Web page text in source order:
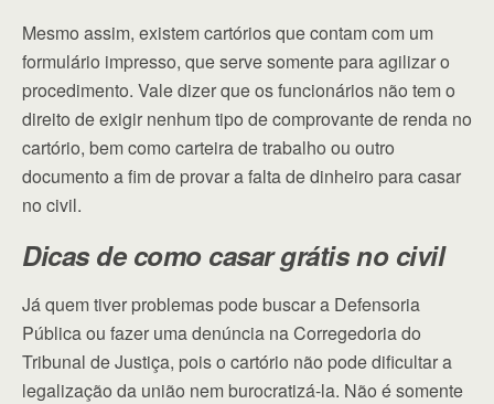
Mesmo assim, existem cartórios que contam com um
formulário impresso, que serve somente para agilizar o
procedimento. Vale dizer que os funcionários não tem o
direito de exigir nenhum tipo de comprovante de renda no
cartório, bem como carteira de trabalho ou outro
documento a fim de provar a falta de dinheiro para casar
no civil.
Dicas de como casar grátis no civil
Já quem tiver problemas pode buscar a Defensoria
Pública ou fazer uma denúncia na Corregedoria do
Tribunal de Justiça, pois o cartório não pode dificultar a
legalização da união nem burocratizá-la. Não é somente